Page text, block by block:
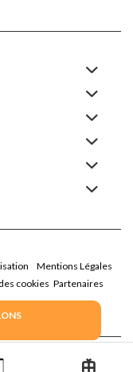
Mentions Légales
cookies Partenaires